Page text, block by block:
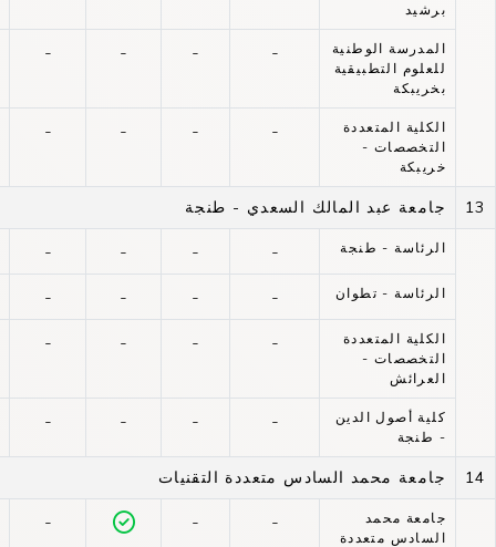
برشيد
المدرسة الوطنية
للعلوم التطبيقية
بخريبكة
-
-
-
-
الكلية المتعددة
التخصصات -
خريبكة
-
-
-
-
13 جامعة عبد المالك السعدي - طنجة
الرئاسة - طنجة -
-
-
-
الرئاسة - تطوان -
-
-
-
الكلية المتعددة
التخصصات -
العرائش
-
-
-
-
كلية أصول الدين
- طنجة
-
-
-
-
14 جامعة محمد السادس متعددة التقنيات
جامعة محمد
السادس متعددة
-
-
-